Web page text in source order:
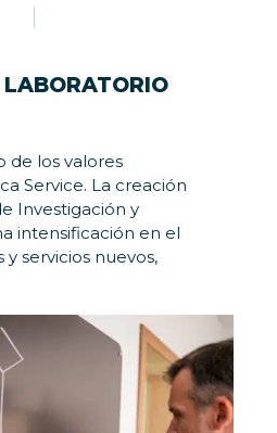
de los valores
Service. La creación
Investigación y
intensificación en el
servicios nuevos,